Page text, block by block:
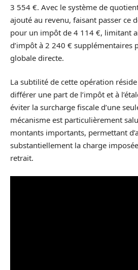
3 554 €. Avec le système de
ajouté au revenu, faisant passer ce
pour un impôt de 4 114 €, limitant
d’impôt à 2 240 € supplémentaires
globale directe.
La subtilité de cette opération
différer une part de l’impôt et à
éviter la surcharge fiscale d’une
mécanisme est particulièrement
montants importants, permettant
substantiellement la charge
retrait.